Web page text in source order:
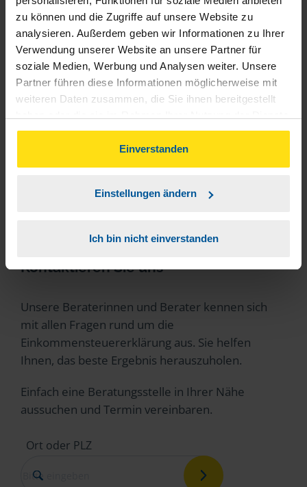
zu können und die Zugriffe auf unsere Website zu
analysieren. Außerdem geben wir Informationen zu Ihrer
Verwendung unserer Website an unsere Partner für
soziale Medien, Werbung und Analysen weiter. Unsere
Partner führen diese Informationen möglicherweise mit
weiteren Daten zusammen, die Sie ihnen bereitgestellt
gesammelt haben. Indem Sie auf Einverstanden klicken,
können Sie der Verwendung von Cookies, gemäß
unserer
Einverstanden
Einstellungen ändern
Ich bin nicht einverstanden
Beitrag teilen
Sie haben Fragen?
Kontaktieren Sie uns
Unsere Beraterinnen und Berater kennen sich
mit allen Fragen rund um die
Einkommensteuererklärung aus. Sie helfen
Ihnen, das beste Ergebnis herauszuholen.
Einfach eine Beratungsstelle in Ihrer Nähe
aussuchen und Termin vereinbaren.
Ort oder PLZ